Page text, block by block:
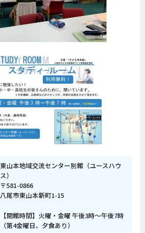
東山本地域交流センター別館（ユースハウ
ス）
〒581-0866
八尾市東山本新町1-15
【開館時間】火曜・金曜 午後3時～午後7時
（第4金曜日、夕食あり）